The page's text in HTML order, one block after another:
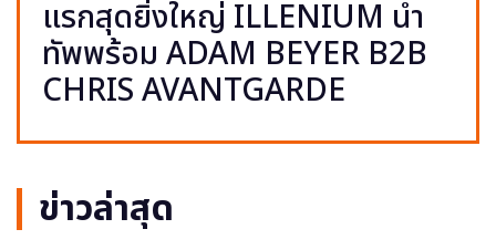
แรกสุดยิ่งใหญ่ ILLENIUM นำ
ทัพพร้อม ADAM BEYER B2B
CHRIS AVANTGARDE
ข่าวล่าสุด